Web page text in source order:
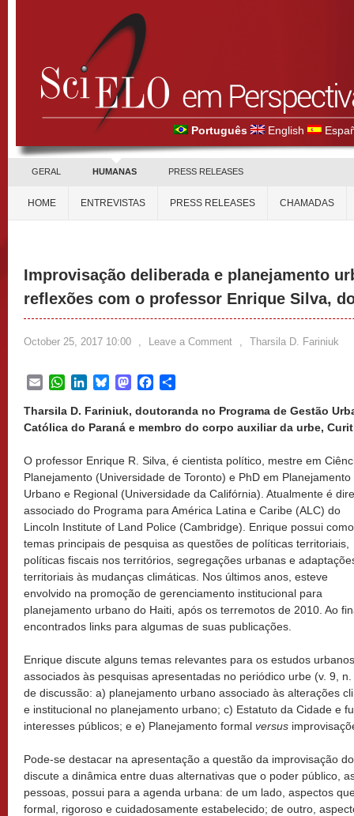
Português English
GERAL HUMANAS PRESS RELEASES
HOME ENTREVISTAS PRESS RELEASES CHAMADAS
Improvisação deliberada e planejamento
reflexões com o professor Enrique Silva,
October 25, 2017 10:00 , Leave a Comment , Tharsila D. Fariniuk
EmailWhatsApp
LinkedInBlueskyMastodonFacebook
Tharsila D. Fariniuk, doutoranda no Programa de Gestão
Católica do Paraná e membro do corpo auxiliar da urbe,
O professor Enrique R. Silva, é cientista político, mestre em
Planejamento (Universidade de Toronto) e PhD em Planejamento
Urbano e Regional (Universidade da Califórnia). Atualmente é
associado do Programa para América Latina e Caribe (ALC) do
Lincoln Institute of Land Police (Cambridge). Enrique possui como
temas principais de pesquisa as questões de políticas territoriais,
políticas fiscais nos territórios, segregações urbanas e
territoriais às mudanças climáticas. Nos últimos anos, esteve
envolvido na promoção de gerenciamento institucional para
planejamento urbano do Haiti, após os terremotos de 2010. Ao
encontrados links para algumas de suas publicações.
Enrique discute alguns temas relevantes para os estudos
associados às pesquisas apresentadas no periódico urbe (v. 9,
de discussão: a) planejamento urbano associado às alterações
e institucional no planejamento urbano; c) Estatuto da Cidade e
interesses públicos; e e) Planejamento formal versus
Pode-se destacar na apresentação a questão da improvisação
discute a dinâmica entre duas alternativas que o poder público,
pessoas, possui para a agenda urbana: de um lado, aspectos
formal, rigoroso e cuidadosamente estabelecido; de outro,